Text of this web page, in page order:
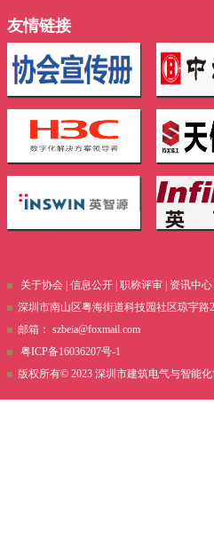
友情链接
关于协会 信息公开 职称评审 资讯中心
深圳市南山区粤海街道科技园社区琼宇
邮箱： szbeia@foxmail.com
粤ICP备16036207号-1
版权所有© 2023 深圳市建筑电气与智能化